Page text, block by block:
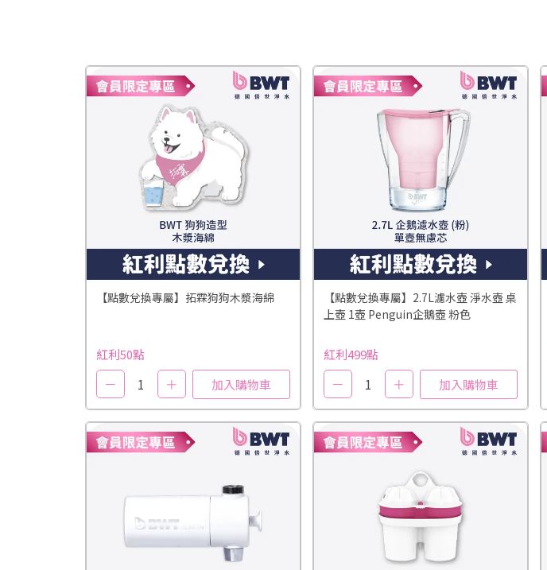
【點數兌換專屬】拓霖狗狗木漿海綿
紅利50點
－ 1 ＋ 加入購物車
【點數兌換專屬】2.7L濾水壺 淨水壺 桌
上壺 1壺 Penguin企鵝壺 粉色
紅利499點
－ 1 ＋ 加入購物車